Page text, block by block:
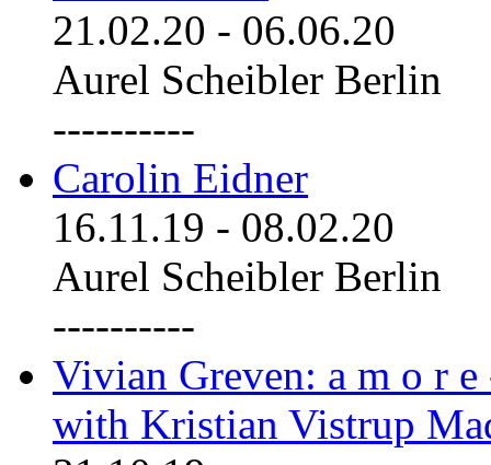
21.02.20 - 06.06.20
Aurel Scheibler Berlin
----------
Carolin Eidner
16.11.19 - 08.02.20
Aurel Scheibler Berlin
----------
Vivian Greven: a m o r
with Kristian Vistrup